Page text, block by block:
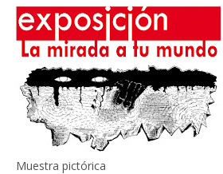
Muestra pictórica